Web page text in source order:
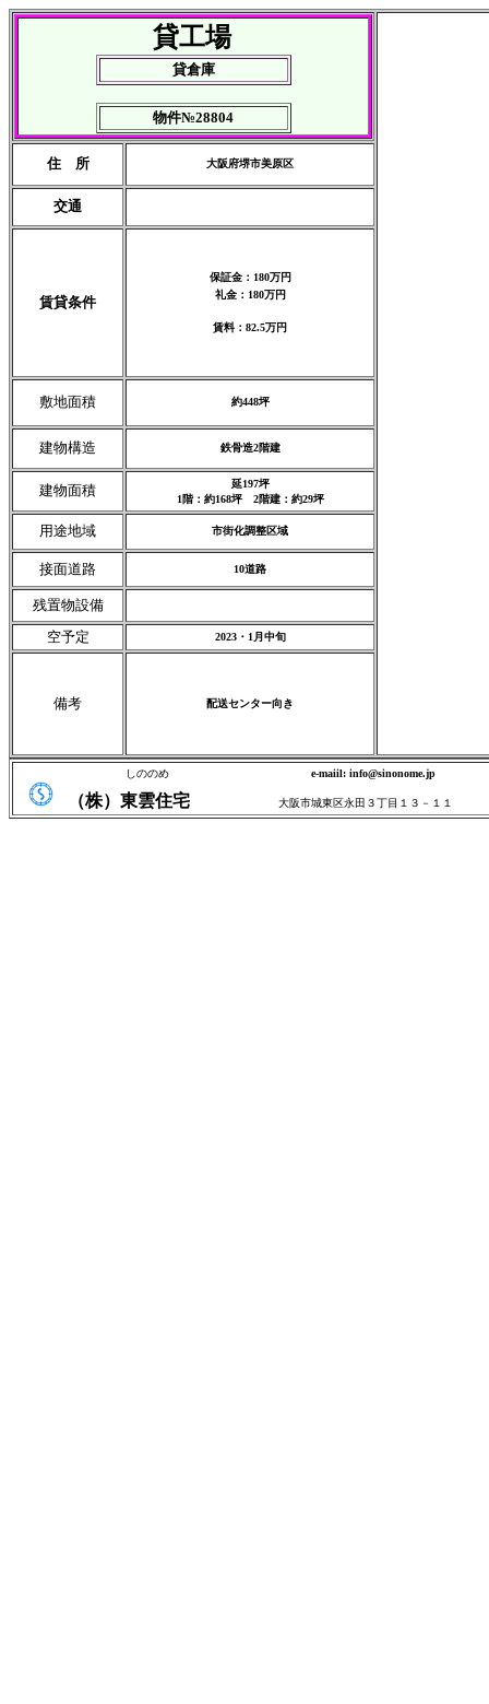
貸工場
貸倉庫
物件№28804
住 所 大阪府堺市美原区
交通
賃貸条件
保証金：180万円
礼金：180万円
賃料：82.5万円
敷地面積 約448坪
建物構造 鉄骨造2階建
建物面積
延197坪
1階：約168坪 2階建：約29坪
用途地域 市街化調整区域
接面道路 10道路
残置物設備
空予定
2023・1月中旬
備考 配送センター向き
しののめ e-maiil: info@sinonome.jp
（株）東雲住宅 大阪市城東区永田３丁目１３－１１